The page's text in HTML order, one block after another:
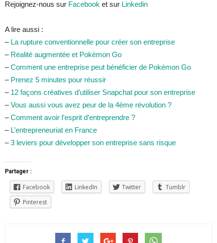
Rejoignez-nous sur Facebook et sur Linkedin
A lire aussi :
– La rupture conventionnelle pour créer son entreprise
– Réalité augmentée et Pokémon Go
–Comment une entreprise peut bénéficier de Pokémon Go
– Prenez 5 minutes pour réussir
– 12 façons créatives d’utiliser Snapchat pour son entreprise
–Vous aussi vous avez peur de la 4ème révolution ?
–Comment avoir l’esprit d’entreprendre ?
– L’entrepreneuriat en France
–3 leviers pour développer son entreprise sans risque
Partager :
Facebook LinkedIn Twitter
Tumblr
Pinterest